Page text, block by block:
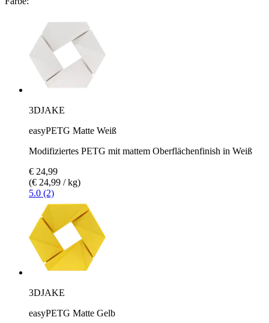
3DJAKE
easyPETG Matte Weiß
Modifiziertes PETG mit mattem Oberflächenfinish in Weiß
€ 24,99
(€ 24,99 / kg)
5.0 (2)
3DJAKE
easyPETG Matte Gelb